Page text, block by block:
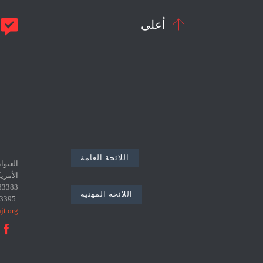
  أعلى
:0021671783395 البريد الإلكتروني :

اللائحة العامة
اللائحة المهنية